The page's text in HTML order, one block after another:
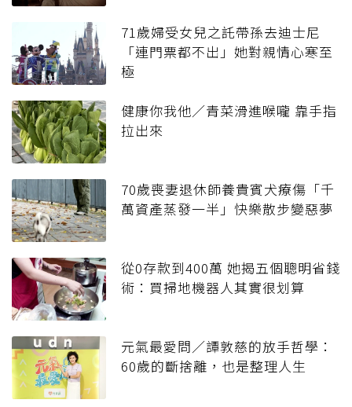
71歲婦受女兒之託帶孫去迪士尼
「連門票都不出」她對親情心寒至
極
健康你我他／青菜滑進喉嚨 靠手指
拉出來
70歲喪妻退休師養貴賓犬療傷「千
萬資產蒸發一半」快樂散步變惡夢
從0存款到400萬 她揭五個聰明省錢
術：買掃地機器人其實很划算
元氣最愛問／譚敦慈的放手哲學：
60歲的斷捨離，也是整理人生